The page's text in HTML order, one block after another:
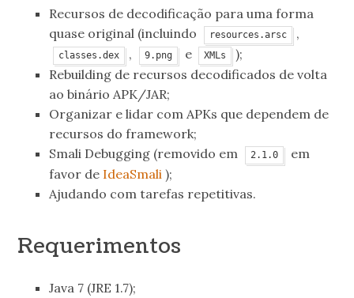
Recursos de decodificação para uma forma
quase original (incluindo
resources.arsc ,
classes.dex , 9.png e XMLs
);
Rebuilding de recursos decodificados de volta
ao binário APK/JAR;
Organizar e lidar com APKs que dependem de
recursos do framework;
Smali Debugging (removido em
2.1.0
em
favor de IdeaSmali );
Ajudando com tarefas repetitivas.
Requerimentos
Java 7 (JRE 1.7);